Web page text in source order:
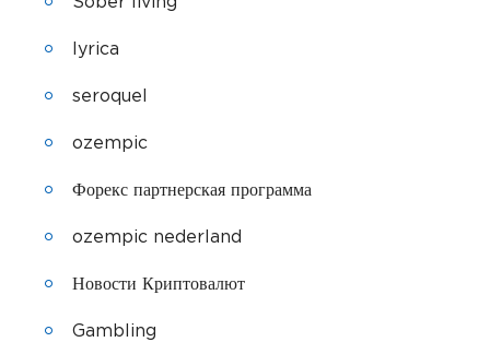
lyrica
seroquel
ozempic
Форекс партнерская программа
ozempic nederland
Новости Криптовалют
Gambling